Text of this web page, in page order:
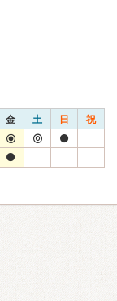
金 土 日 祝